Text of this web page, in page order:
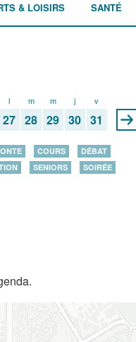
& LOISIRS SANTÉ
l
27
m
28
m
29
j
30
v
31
COURS
DÉBAT
SENIORS
SOIRÉE